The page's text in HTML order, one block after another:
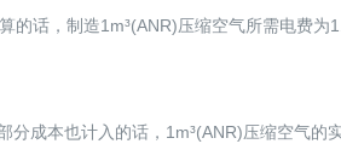
话，制造1m³(ANR)压缩空气所需电费为
成本也计入的话，1m³(ANR)压缩空气的